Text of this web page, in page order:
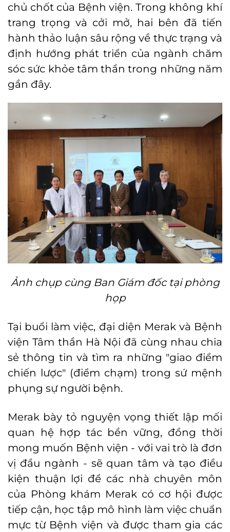
chủ chốt của Bệnh viện. Trong không khí
trang trọng và cởi mở, hai bên đã tiến
hành thảo luận sâu rộng về thực trạng và
định hướng phát triển của ngành chăm
sóc sức khỏe tâm thần trong những năm
gần đây.
Ảnh chụp cùng Ban Giám đốc tại phòng
họp
Tại buổi làm việc, đại diện Merak và Bệnh
viện Tâm thần Hà Nội đã cùng nhau chia
sẻ thông tin và tìm ra những "giao điểm
chiến lược" (điểm chạm) trong sứ mệnh
phụng sự người bệnh.
Merak bày tỏ nguyện vọng thiết lập mối
quan hệ hợp tác bền vững, đồng thời
mong muốn Bệnh viện - với vai trò là đơn
vị đầu ngành - sẽ quan tâm và tạo điều
kiện thuận lợi để các nhà chuyên môn
của Phòng khám Merak có cơ hội được
tiếp cận, học tập mô hình làm việc chuẩn
mực từ Bệnh viện và được tham gia các